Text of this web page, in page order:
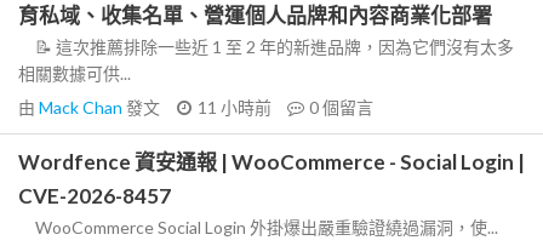
育私域、收集名單、營運個人品牌和內容商業化部署
📝 這次推薦排除一些近 1 至 2 年的新進品牌，因為它們沒有太多
相關數據可供...
由 Mack Chan 發文 11 小時前 0個留言
Wordfence 資安通報 | WooCommerce - Social Login |
CVE-2026-8457
WooCommerce Social Login 外掛爆出嚴重驗證繞過漏洞，使...